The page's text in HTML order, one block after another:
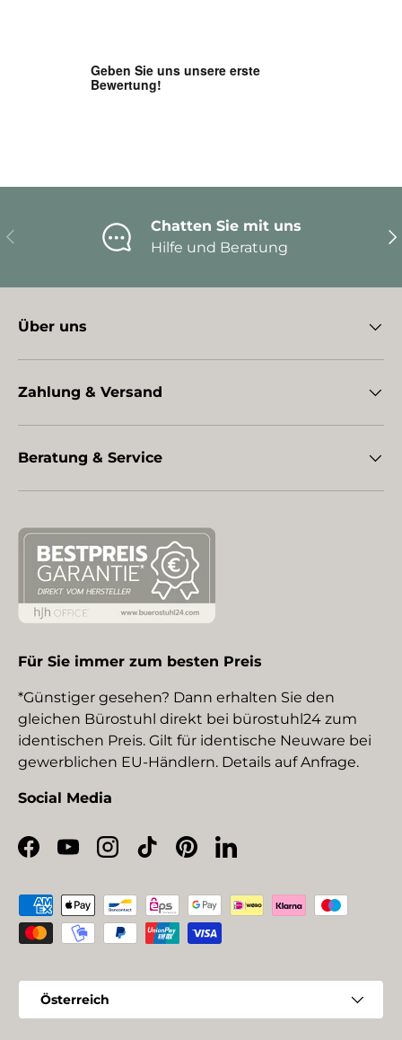
Vorherige
Chatten Sie mit uns
Hilfe und Beratung
Über uns
Zahlung & Versand
Beratung & Service
Für Sie immer zum besten Preis
*Günstiger gesehen? Dann erhalten Sie den
gleichen Bürostuhl direkt bei bürostuhl24 zum
identischen Preis. Gilt für identische Neuware bei
gewerblichen EU-Händlern. Details auf Anfrage.
Social Media
Facebook
YouTubeInstagram
TikTokPinterestLinkedIn
Zahlungsmethoden
Land/Region
Österreich